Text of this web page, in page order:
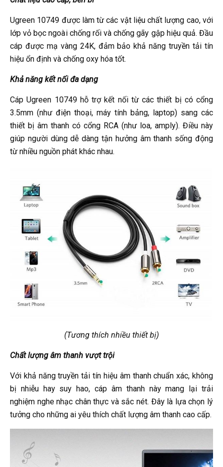
Ugreen 10749 được làm từ các vật liệu chất lượng cao, với
lớp vỏ bọc ngoài chống rối và chống gãy gập hiệu quả. Đầu
cáp được mạ vàng 24K, đảm bảo khả năng truyền tải tín
hiệu ổn định và chống oxy hóa tốt.
Khả năng kết nối đa dạng
Cáp Ugreen 10749 hỗ trợ kết nối từ các thiết bị có cổng
3.5mm (như điện thoại, máy tính bảng, laptop) sang các
thiết bị âm thanh có cổng RCA (như loa, amply). Điều này
giúp người dùng dễ dàng tận hưởng âm thanh sống động
từ nhiều nguồn phát khác nhau.
(Tương thích nhiều thiết bị)
Chất lượng âm thanh vượt trội
Với khả năng truyền tải tín hiệu âm thanh chuẩn xác, không
bị nhiễu hay suy hao, cáp âm thanh này mang lại trải
nghiệm nghe nhạc chân thực và sắc nét. Đây là lựa chọn lý
tưởng cho những ai yêu thích chất lượng âm thanh cao cấp.